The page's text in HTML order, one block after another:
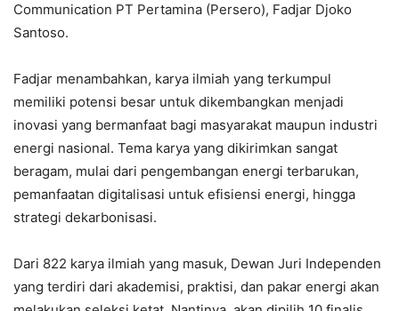
Communication PT Pertamina (Persero), Fadjar Djoko
Santoso.
Fadjar menambahkan, karya ilmiah yang terkumpul
memiliki potensi besar untuk dikembangkan menjadi
inovasi yang bermanfaat bagi masyarakat maupun industri
energi nasional. Tema karya yang dikirimkan sangat
beragam, mulai dari pengembangan energi terbarukan,
pemanfaatan digitalisasi untuk efisiensi energi, hingga
strategi dekarbonisasi.
Dari 822 karya ilmiah yang masuk, Dewan Juri Independen
yang terdiri dari akademisi, praktisi, dan pakar energi akan